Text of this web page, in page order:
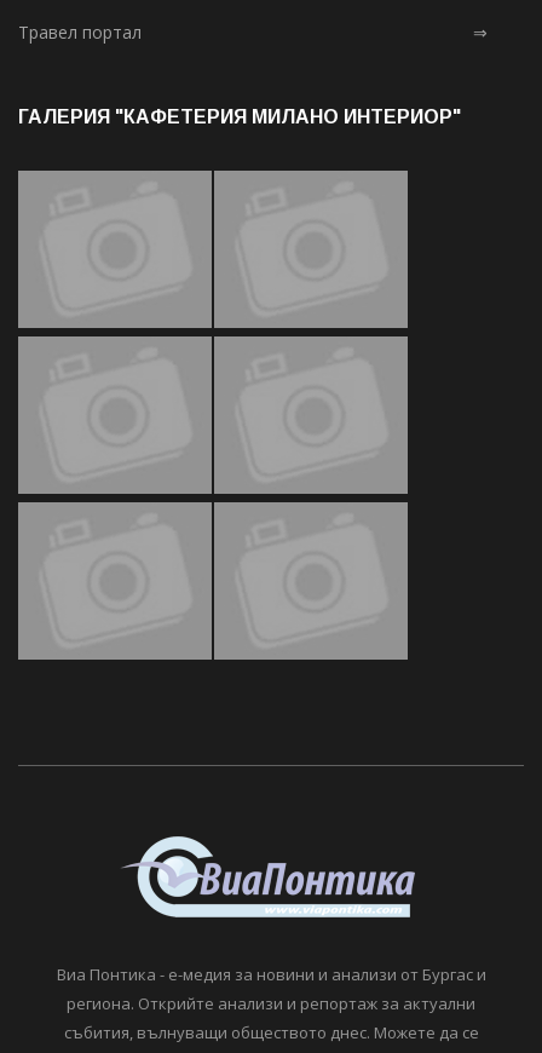
Травел портал ⇒
ГАЛЕРИЯ "КАФЕТЕРИЯ МИЛАНО ИНТЕРИОР"
Виа Понтика - е-медия за новини и анализи от Бургас и
региона. Открийте анализи и репортаж за актуални
събития, вълнуващи обществото днес. Можете да се